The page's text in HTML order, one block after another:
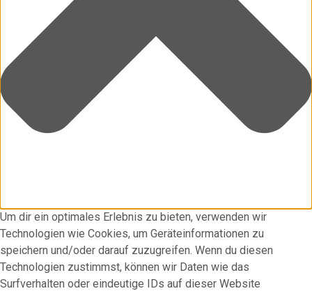
Um dir ein optimales Erlebnis zu bieten, verwenden wir
Technologien wie Cookies, um Geräteinformationen zu
speichern und/oder darauf zuzugreifen. Wenn du diesen
Technologien zustimmst, können wir Daten wie das
Surfverhalten oder eindeutige IDs auf dieser Website